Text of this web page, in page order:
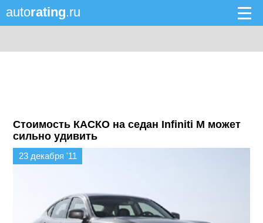
autorating.ru
Стоимость КАСКО на седан Infiniti M может
сильно удивить
23 декабря '11